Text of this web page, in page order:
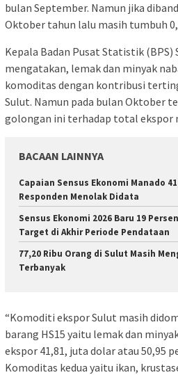
bulan September. Namun jika
Oktober tahun lalu masih tumbuh
Kepala Badan Pusat Statistik (BPS)
mengatakan, lemak dan minyak
komoditas dengan kontribusi
Sulut. Namun pada bulan Oktober
golongan ini terhadap total ekspor
BACAAN LAINNYA
Capaian Sensus Ekonomi Manado
Responden Menolak Didata
Sensus Ekonomi 2026 Baru 19
Target di Akhir Periode Pendataan
77,20 Ribu Orang di Sulut Masih
Terbanyak
“Komoditi ekspor Sulut masih
barang HS15 yaitu lemak dan
ekspor 41,81, juta dolar atau 50,95
Komoditas kedua yaitu ikan,